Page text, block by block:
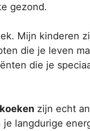
gezond.
Mijn kinderen
die je leven
die je
zijn echt
langdurige